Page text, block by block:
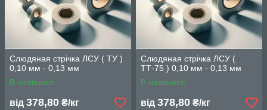
Слюдяная стрічка ЛСУ ( ТУ )
0,10 мм - 0,13 мм
В наявності
від 378,80 ₴/кг
Слюдяная стрічка ЛСУ (
ТТ-75 ) 0,10 мм - 0,13 мм
В наявності
від 378,80 ₴/кг